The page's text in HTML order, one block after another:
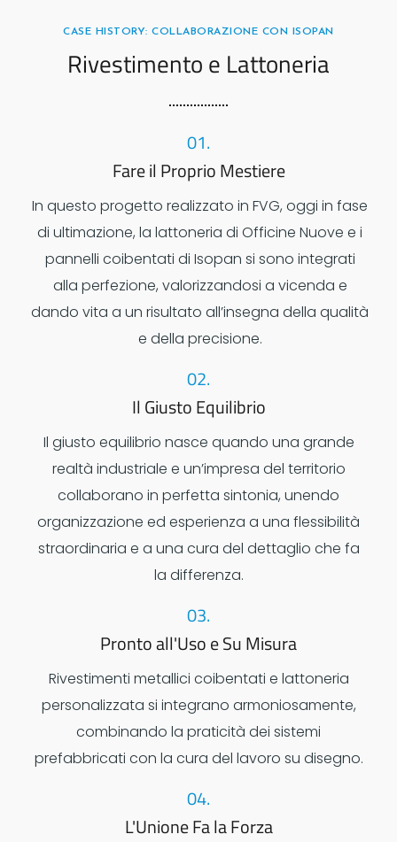
CASE HISTORY: COLLABORAZIONE CON ISOPAN
Rivestimento e Lattoneria
01.
Fare il Proprio Mestiere
In questo progetto realizzato in FVG, oggi in fase
di ultimazione, la lattoneria di Officine Nuove e i
pannelli coibentati di Isopan si sono integrati
alla perfezione, valorizzandosi a vicenda e
dando vita a un risultato all’insegna della qualità
e della precisione.
02.
Il Giusto Equilibrio
Il giusto equilibrio nasce quando una grande
realtà industriale e un’impresa del territorio
collaborano in perfetta sintonia, unendo
organizzazione ed esperienza a una flessibilità
straordinaria e a una cura del dettaglio che fa
la differenza.
03.
Pronto all'Uso e Su Misura
Rivestimenti metallici coibentati e lattoneria
personalizzata si integrano armoniosamente,
combinando la praticità dei sistemi
prefabbricati con la cura del lavoro su disegno.
04.
L'Unione Fa la Forza